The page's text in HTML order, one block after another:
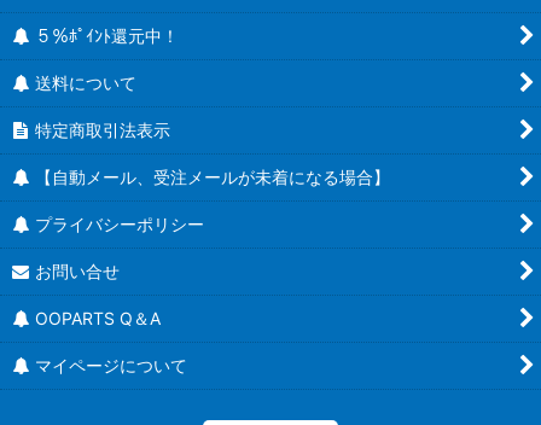
５％ﾎﾟｲﾝﾄ還元中！
送料について
特定商取引法表示
【自動メール、受注メールが未着になる場合】
プライバシーポリシー
お問い合せ
OOPARTS Q＆A
マイページについて